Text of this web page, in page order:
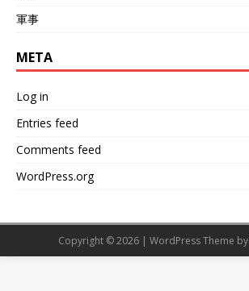
軍事
META
Log in
Entries feed
Comments feed
WordPress.org
Copyright © 2026 | WordPress Theme by